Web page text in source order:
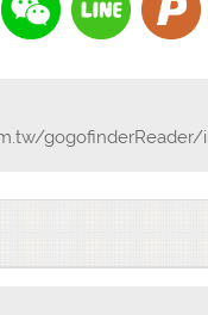
gogofinderReader/